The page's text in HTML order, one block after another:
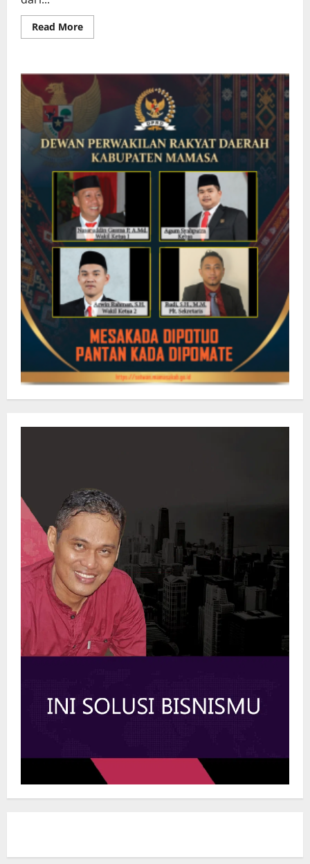
Read MoreRead
more
Kunjungi
Lokasi
Ujian
Perekrutan
Panwascam